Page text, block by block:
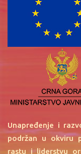
Unapređenje i
podržan u okviru
rastu i liderstvu